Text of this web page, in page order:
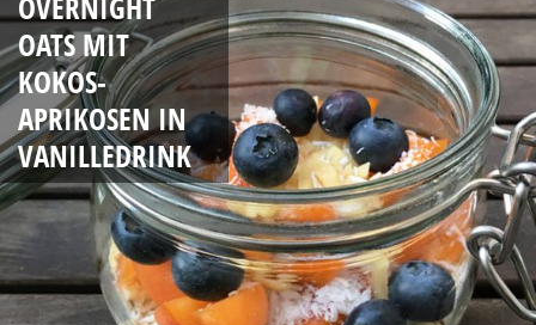
OATS MIT
KOKOS-
APRIKOSEN IN
VANILLEDRINK